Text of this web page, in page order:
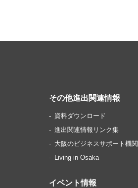
その他進出関連情報
資料ダウンロード
進出関連情報リンク集
大阪のビジネスサポート機関
Living in Osaka
イベント情報